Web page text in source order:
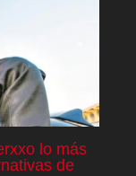
lo más
de